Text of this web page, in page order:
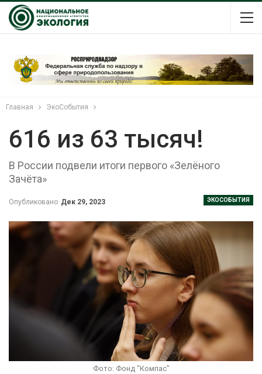
Главная ЭкоСобытия
616 из 63 тысяч!
В России подвели итоги первого «Зелёного
Зачёта»
ЭКОСОБЫТИЯ
Опубликовано Дек 29, 2023
Фото: Фонд "Компас"